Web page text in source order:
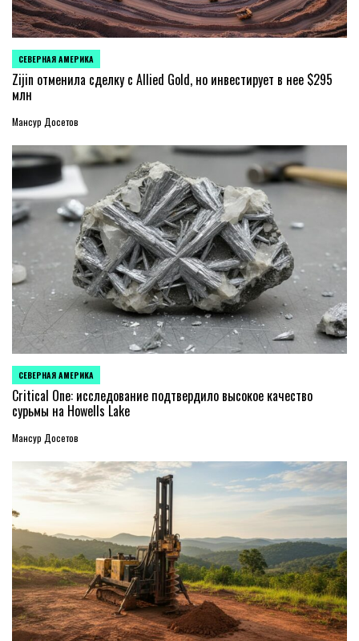
ОПУБЛИКОВАНО
В
СЕВЕРНАЯ АМЕРИКА
Zijin отменила сделку с Allied Gold, но инвестирует в нее $295
млн
Мансур Досетов
ОПУБЛИКОВАНО
В
СЕВЕРНАЯ АМЕРИКА
Critical One: исследование подтвердило высокое качество
сурьмы на Howells Lake
Мансур Досетов